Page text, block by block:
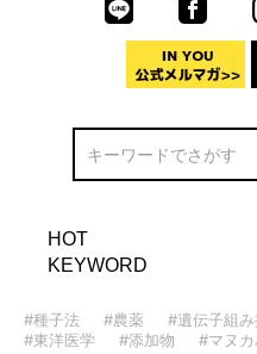
HOT
KEYWORD
#種子法 #農薬 #遺伝子組み
#東洋医学
#添加物 #マヌ